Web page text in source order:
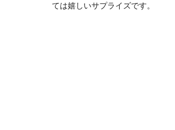
ては嬉しいサプライズです。